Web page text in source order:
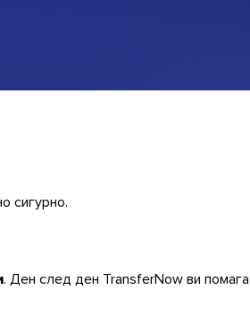
сигурно.
. Ден след ден TransferNow ви